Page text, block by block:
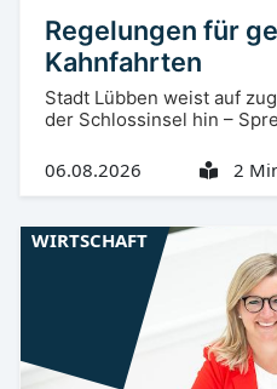
Regelungen für
Kahnfahrten
Stadt Lübben weist auf
der Schlossinsel hin –
06.08.2026 2
WIRTSCHAFT